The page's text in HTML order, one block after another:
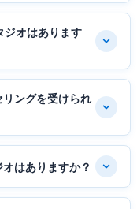
ジオはあります
ングを受けられ
はありますか？